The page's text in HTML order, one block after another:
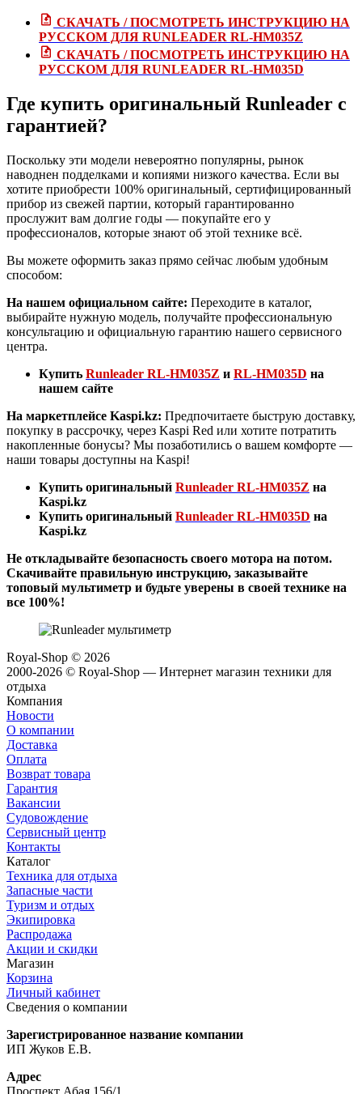
СКАЧАТЬ / ПОСМОТРЕТЬ ИНСТРУКЦИЮ НА
РУССКОМ ДЛЯ RUNLEADER RL-HM035Z
СКАЧАТЬ / ПОСМОТРЕТЬ ИНСТРУКЦИЮ НА
РУССКОМ ДЛЯ RUNLEADER RL-HM035D
Где купить оригинальный Runleader с
гарантией?
Поскольку эти модели невероятно популярны, рынок
наводнен подделками и копиями низкого качества. Если вы
хотите приобрести 100% оригинальный, сертифицированный
прибор из свежей партии, который гарантированно
прослужит вам долгие годы — покупайте его у
профессионалов, которые знают об этой технике всё.
Вы можете оформить заказ прямо сейчас любым удобным
способом:
На нашем официальном сайте: Переходите в каталог,
выбирайте нужную модель, получайте профессиональную
консультацию и официальную гарантию нашего сервисного
центра.
Купить Runleader RL-HM035Z и RL-HM035D на
нашем сайте
На маркетплейсе Kaspi.kz: Предпочитаете быструю доставку,
покупку в рассрочку, через Kaspi Red или хотите потратить
накопленные бонусы? Мы позаботились о вашем комфорте —
наши товары доступны на Kaspi!
Купить оригинальный Runleader RL-HM035Z на
Kaspi.kz
Купить оригинальный Runleader RL-HM035D на
Kaspi.kz
Не откладывайте безопасность своего мотора на потом.
Скачивайте правильную инструкцию, заказывайте
топовый мультиметр и будьте уверены в своей технике на
все 100%!
Royal-Shop © 2026
2000-2026 © Royal-Shop — Интернет магазин техники для
отдыха
Компания
Новости
О компании
Доставка
Оплата
Возврат товара
Гарантия
Вакансии
Судовождение
Сервисный центр
Контакты
Каталог
Техника для отдыха
Запасные части
Туризм и отдых
Экипировка
Распродажа
Акции и скидки
Магазин
Корзина
Личный кабинет
Сведения о компании
Зарегистрированное название компании
ИП Жуков Е.В.
Адрес